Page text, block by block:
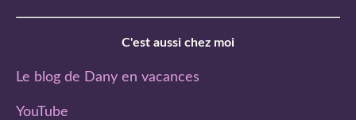
C'est aussi chez moi
Le blog de Dany en vacances
YouTube